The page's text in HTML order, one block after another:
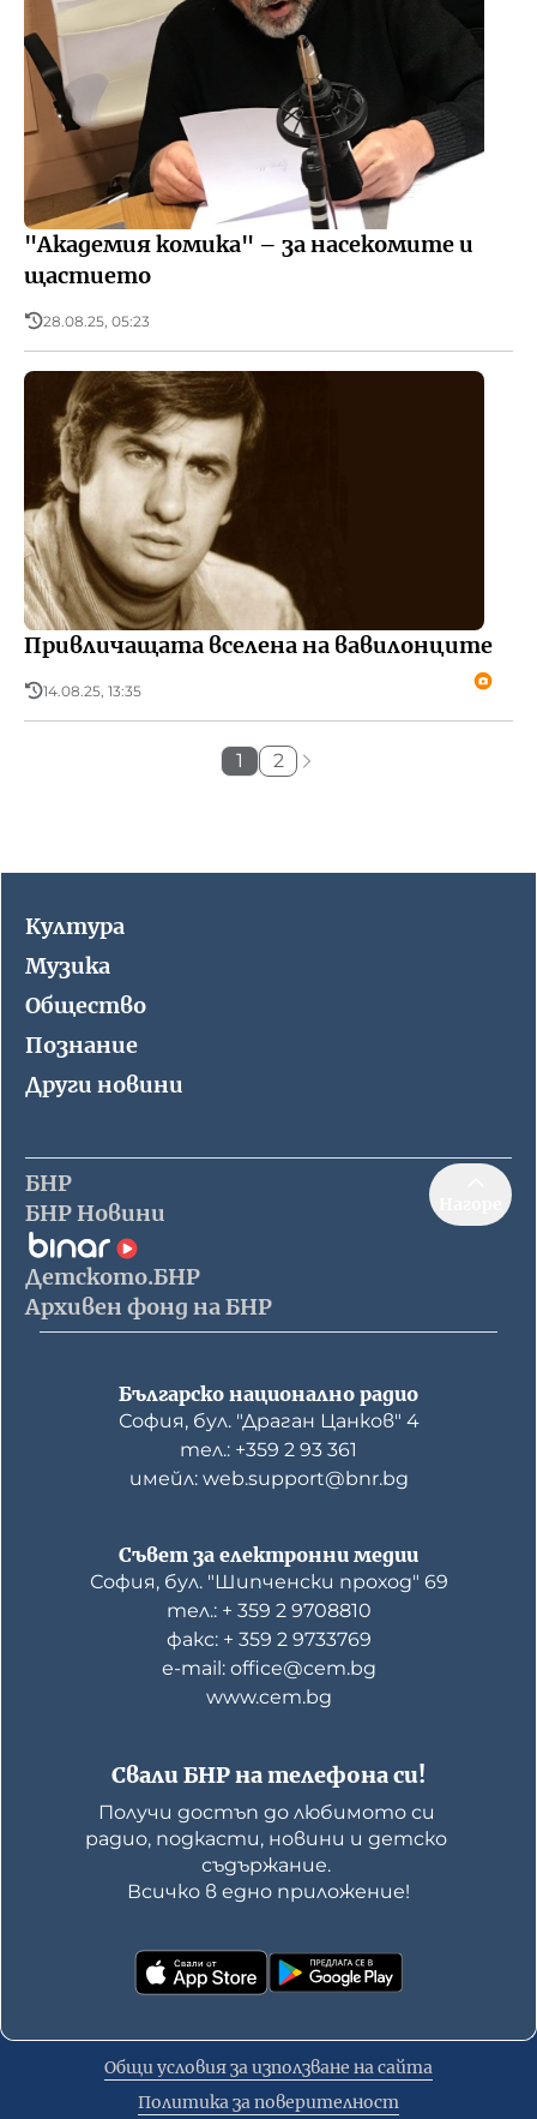
"Академия комика" – за насекомите и
щастието
28.08.25, 05:23
Привличащата вселена на вавилонците
14.08.25, 13:35
1 2
Култура
Музика
Общество
Познание
Други новини
БНР
БНР Новини
Детското.БНР
Архивен фонд на БНР
Българско национално радио
София, бул. "Драган Цанков" 4
тел.: +359 2 93 361
имейл: web.support@bnr.bg
Свали БНР на телефона си!
Получи достъп до любимото си
радио, подкасти, новини и детско
съдържание.
Всичко в едно приложение!
Съвет за електронни медии
София, бул. "Шипченски проход" 69
тел.: + 359 2 9708810
факс: + 359 2 9733769
е-mail: office@cem.bg
www.cem.bg
Общи условия за използване на сайта
Политика за поверителност